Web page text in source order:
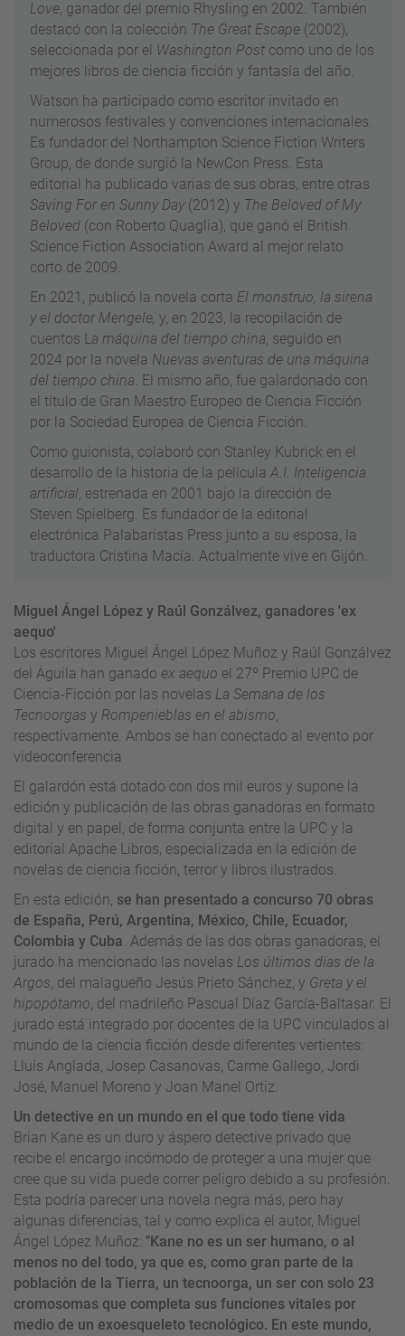
Love, ganador del premio Rhysling en 2002. También
destacó con la colección The Great Escape (2002),
seleccionada por el Washington Post como uno de los
mejores libros de ciencia ficción y fantasía del año.
Watson ha participado como escritor invitado en
numerosos festivales y convenciones internacionales.
Es fundador del Northampton Science Fiction Writers
Group, de donde surgió la NewCon Press. Esta
editorial ha publicado varias de sus obras, entre otras
Saving For en Sunny Day(2012) y The Beloved of My
Beloved (con Roberto Quaglia), que ganó el British
Science Fiction Association Award al mejor relato
corto de 2009.
En 2021, publicó la novela corta El monstruo, la sirena
y el doctor Mengele, y, en 2023, la recopilación de
cuentos La máquina del tiempo china, seguido en
2024 por la novela Nuevas aventuras de una máquina
del tiempo china. El mismo año, fue galardonado con
el título de Gran Maestro Europeo de Ciencia Ficción
por la Sociedad Europea de Ciencia Ficción.
Como guionista, colaboró con Stanley Kubrick en el
desarrollo de la historia de la película A.I. Inteligencia
artificial, estrenada en 2001 bajo la dirección de
Steven Spielberg. Es fundador de la editorial
electrónica Palabaristas Press junto a su esposa, la
traductora Cristina Macía. Actualmente vive en Gijón.
Miguel Ángel López y Raúl Gonzálvez, ganadores 'ex
aequo'
Los escritores Miguel Ángel López Muñoz y Raúl Gonzálvez
del Águila han ganado ex aequo el 27º Premio UPC de
Ciencia-Ficción por las novelas La Semana de los
Tecnoorgas y Rompenieblas en el abismo,
respectivamente. Ambos se han conectado al evento por
videoconferencia
El galardón está dotado con dos mil euros y supone la
edición y publicación de las obras ganadoras en formato
digital y en papel, de forma conjunta entre la UPC y la
editorial Apache Libros, especializada en la edición de
novelas de ciencia ficción, terror y libros ilustrados.
En esta edición, se han presentado a concurso 70 obras
de España, Perú, Argentina, México, Chile, Ecuador,
Colombia y Cuba. Además de las dos obras ganadoras, el
jurado ha mencionado las novelas Los últimos días de la
Argos, del malagueño Jesús Prieto Sánchez, y Greta y el
hipopótamo, del madrileño Pascual Díaz García-Baltasar. El
jurado está integrado por docentes de la UPC vinculados al
mundo de la ciencia ficción desde diferentes vertientes:
Lluís Anglada, Josep Casanovas, Carme Gallego, Jordi
José, Manuel Moreno y Joan Manel Ortiz.
Un detective en un mundo en el que todo tiene vida
Brian Kane es un duro y áspero detective privado que
recibe el encargo incómodo de proteger a una mujer que
cree que su vida puede correr peligro debido a su profesión.
Esta podría parecer una novela negra más, pero hay
algunas diferencias, tal y como explica el autor, Miguel
Ángel López Muñoz: "Kane no es un ser humano, o al
menos no del todo, ya que es, como gran parte de la
población de la Tierra, un tecnoorga, un ser con solo 23
cromosomas que completa sus funciones vitales por
medio de un exoesqueleto tecnológico. En este mundo,